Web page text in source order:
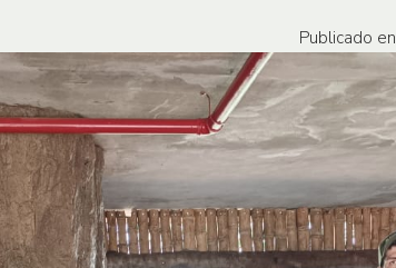
Publicado en